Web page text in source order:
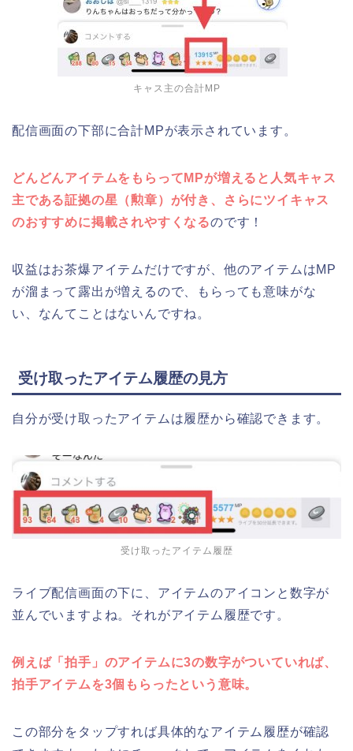
キャス主の合計MP
配信画面の下部に合計MPが表示されています。
どんどんアイテムをもらってMPが増えると人気キャス
主である証拠の星（勲章）が付き、さらにツイキャス
のおすすめに掲載されやすくなるのです！
収益はお茶爆アイテムだけですが、他のアイテムはMP
が溜まって露出が増えるので、もらっても意味がな
い、なんてことはないんですね。
受け取ったアイテム履歴の見方
自分が受け取ったアイテムは履歴から確認できます。
受け取ったアイテム履歴
ライブ配信画面の下に、アイテムのアイコンと数字が
並んでいますよね。それがアイテム履歴です。
例えば「拍手」のアイテムに3の数字がついていれば、
拍手アイテムを3個もらったという意味。
この部分をタップすれば具体的なアイテム履歴が確認